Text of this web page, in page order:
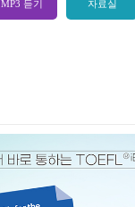
MP3 듣기 자료실